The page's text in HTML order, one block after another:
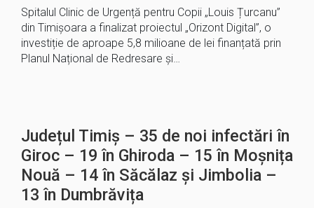
Spitalul Clinic de Urgență pentru Copii „Louis Țurcanu”
din Timișoara a finalizat proiectul „Orizont Digital”, o
investiție de aproape 5,8 milioane de lei finanțată prin
Planul Național de Redresare și…
Județul Timiș – 35 de noi infectări în
Giroc – 19 în Ghiroda – 15 în Moșnița
Nouă – 14 în Săcălaz și Jimbolia –
13 în Dumbrăvița